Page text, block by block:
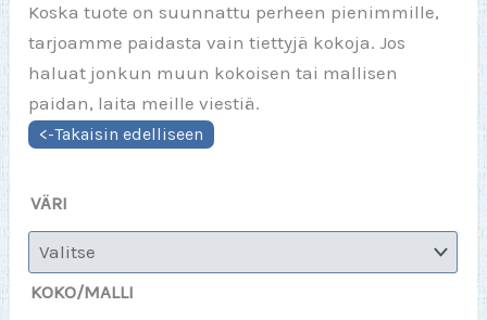
Koska tuote on suunnattu perheen pienimmille,
tarjoamme paidasta vain tiettyjä kokoja. Jos
haluat jonkun muun kokoisen tai mallisen
paidan, laita meille viestiä.
VÄRI
KOKO/MALLI